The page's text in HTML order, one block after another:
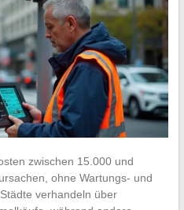
zwischen 15.000 und
ohne Wartungs- und
verhandeln über